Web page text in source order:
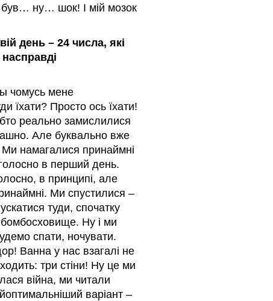
був… ну… шок! І мій мозок
день – 24 числа, які
чомусь мене
їхати? Просто ось їхати!
реально замислилися
Але буквально вже
намагалися принаймні
в перший день.
в принципі, але
Ми спустилися –
туди, спочатку
бомбосховище. Ну і ми
спати, ночувати.
Ванна у нас взагалі не
три стіни! Ну це ми
війна, ми читали
варіант –